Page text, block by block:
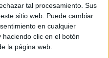
tal procesamiento. Sus
sitio web. Puede cambiar
en cualquier
clic en el botón
la página web.